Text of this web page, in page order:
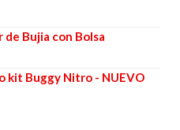
de Bujia con Bolsa
kit Buggy Nitro - NUEVO